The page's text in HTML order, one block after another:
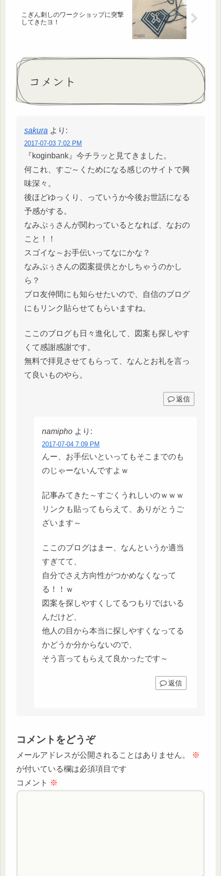
こぎん刺しのワークショップに突撃
してきたヨ！
コメント
sakura より:
2017-07-03 7:02 PM
『koginbank』今チラッと見てきました。
何これ、すご～くためになる感じのサイトで興
味深々。
後ほどゆっくり、っていうか今後お世話になる
予感がする。
なみぷぅさんが関わっているとなれば、なおの
こと！！
スゴイな～お手伝いってなにかな？
なみぷぅさんの図案提供とかしちゃうのかし
ら？
ブロ友仲間にも知らせたいので、自信のブログ
にもリンク貼らせてもらいますね。
ここのブログも日々進化して、図案も探しやす
くて感謝感謝です。
無料で拝見させてもらって、なんとお礼を言っ
て良いものやら。
返信
namipho より:
2017-07-04 7:09 PM
んー、お手伝いといってもそこまでのも
のじゃーないんですよｗ
記事みてきた～すごくうれしいのｗｗｗ
リンクも貼ってもらえて、ありがとうご
ざいます～
ここのブログはまー、なんというか適当
すぎてて、
自分でさえ方向性がつかめなくなって
る！！ｗ
図案を探しやすくしてるつもりではいる
んだけど、
他人の目から本当に探しやすくなってる
かどうか分からないので、
そう言ってもらえて良かったです～
返信
コメントをどうぞ
メールアドレスが公開されることはありません。
※
が付いている欄は必須項目です
コメント ※